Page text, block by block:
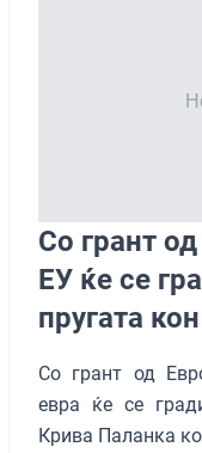
Со грант
ЕУ ќе се
пругата
Со грант од
евра ќе се
Крива Паланка